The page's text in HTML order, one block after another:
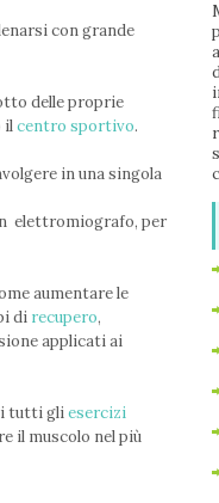
con grande
delle proprie
ilcentro sportivo.
in una singola
elettromiografo, per
aumentare le
di recupero,
applicati ai
tutti gliesercizi
il muscolo nel più